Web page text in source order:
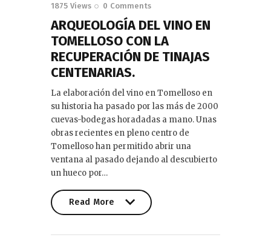
1875 Views 0 Comments
ARQUEOLOGÍA DEL VINO EN
TOMELLOSO CON LA
RECUPERACIÓN DE TINAJAS
CENTENARIAS.
La elaboración del vino en Tomelloso en
su historia ha pasado por las más de 2000
cuevas-bodegas horadadas a mano. Unas
obras recientes en pleno centro de
Tomelloso han permitido abrir una
ventana al pasado dejando al descubierto
un hueco por…
Read More